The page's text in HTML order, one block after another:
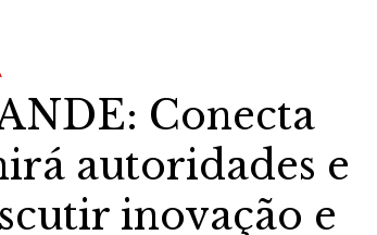
Conecta
autoridades e
inovação e